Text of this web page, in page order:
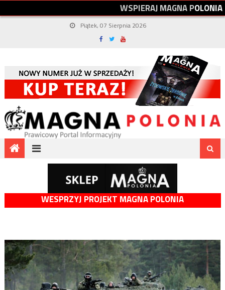
WSPIERAJMAGNAPOLONIA
Piątek, 07 Sierpnia 2026
WESPRZYJ PROJEKT MAGNA POLONIA